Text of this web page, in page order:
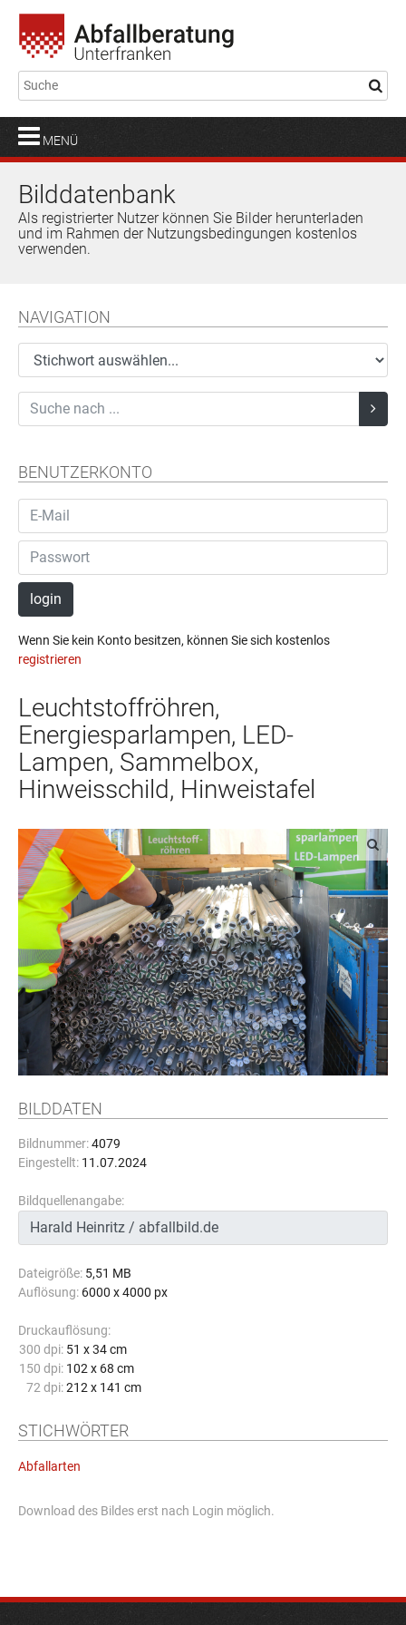
MENÜ
Bilddatenbank
Als registrierter Nutzer können Sie Bilder herunterladen
und im Rahmen der Nutzungsbedingungen kostenlos
verwenden.
NAVIGATION
BENUTZERKONTO
login
Wenn Sie kein Konto besitzen, können Sie sich kostenlos
registrieren
Leuchtstoffröhren,
Energiesparlampen, LED-
Lampen, Sammelbox,
Hinweisschild, Hinweistafel
BILDDATEN
Bildnummer:4079
Eingestellt: 11.07.2024
Bildquellenangabe:
Dateigröße: 5,51 MB
Auflösung: 6000 x 4000 px
Druckauflösung:
300 dpi: 51 x 34 cm
150 dpi: 102 x 68 cm
72 dpi: 212 x 141 cm
STICHWÖRTER
Abfallarten
Download des Bildes erst nach Login möglich.